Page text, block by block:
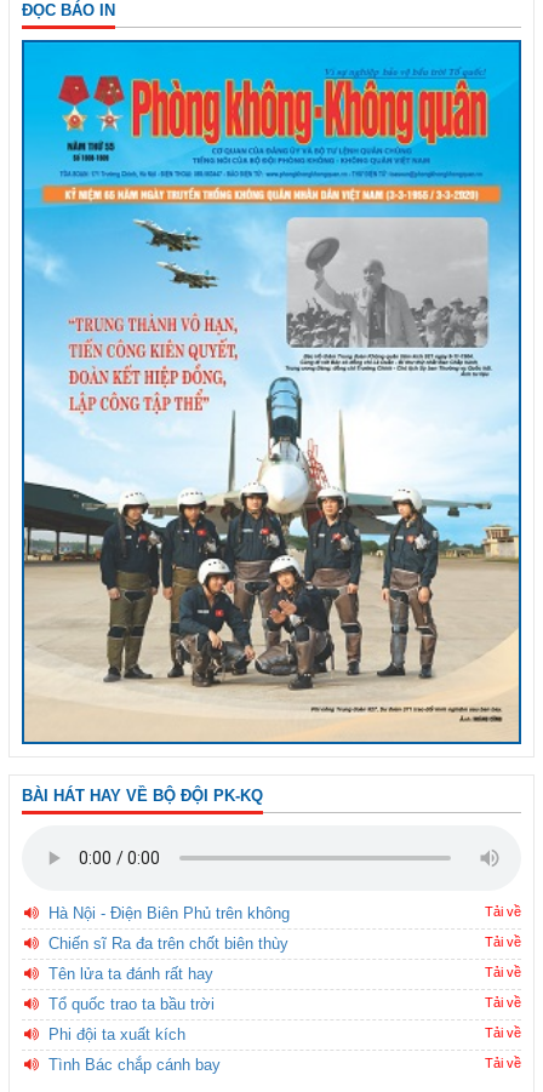
ĐỌC BÁO IN
BÀI HÁT HAY VỀ BỘ ĐỘI PK-KQ
Hà Nội - Điện Biên Phủ trên không Tải về
Chiến sĩ Ra đa trên chốt biên thùy Tải về
Tên lửa ta đánh rất hay Tải về
Tổ quốc trao ta bầu trời Tải về
Phi đội ta xuất kích Tải về
Tình Bác chắp cánh bay Tải về